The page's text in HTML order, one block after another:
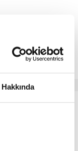
Hakkında